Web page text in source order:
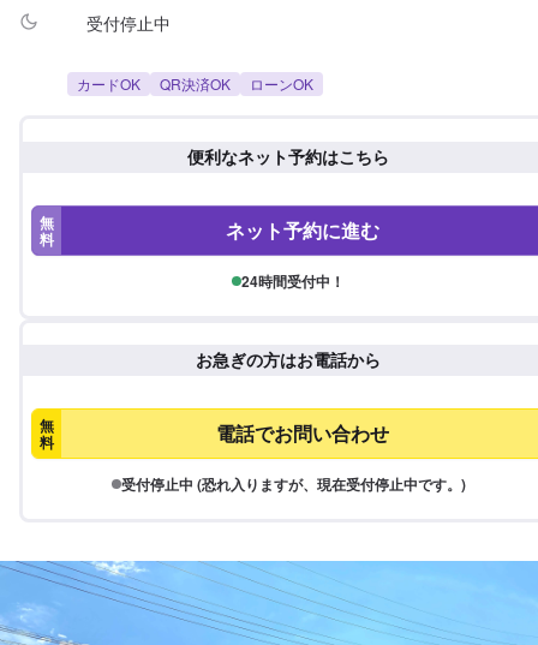
受付停止中
カードOK QR決済OK ローンOK
便利なネット予約はこちら
無
料 ネット予約に進む
24時間受付中！
お急ぎの方はお電話から
無
料 電話でお問い合わせ
受付停止中 (恐れ入りますが、現在受付停止中です。)